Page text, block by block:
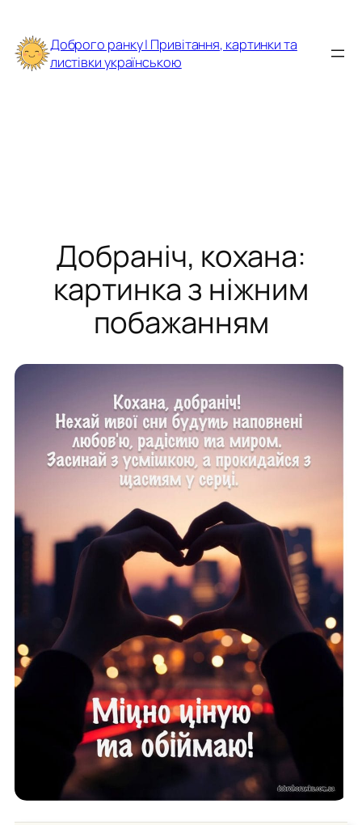
до
вмісту
Доброго ранку | Привітання, картинки та
листівки українською
Добраніч, кохана:
картинка з ніжним
побажанням